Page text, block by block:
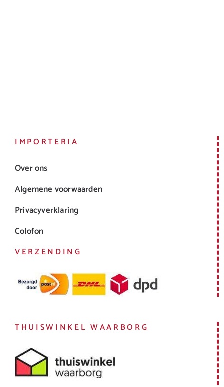
IMPORTERIA
Over ons
Algemene voorwaarden
Privacyverklaring
Colofon
VERZENDING
THUISWINKEL WAARBORG